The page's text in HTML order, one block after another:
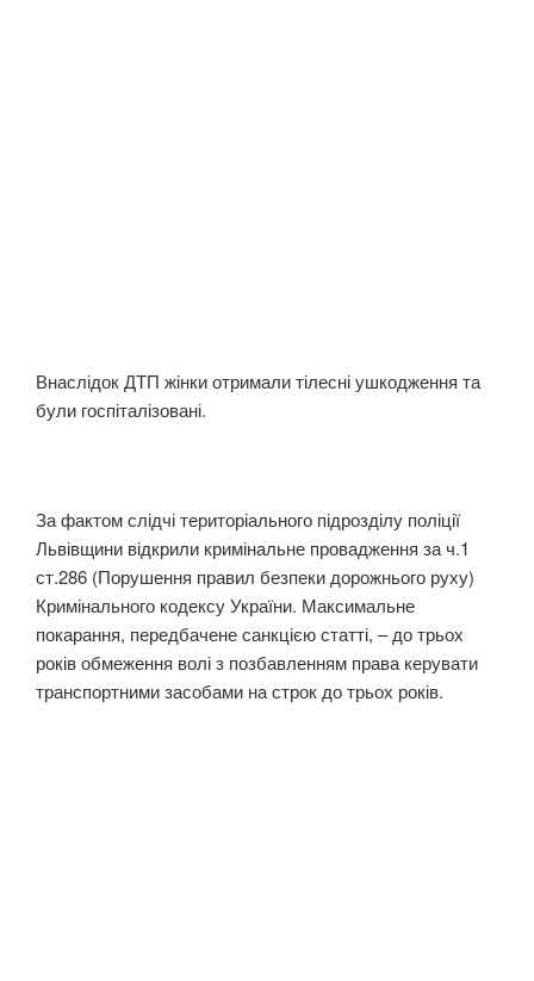
Внаслідок ДТП жінки отримали тілесні ушкодження та
були госпіталізовані.
За фактом слідчі територіального підрозділу поліції
Львівщини відкрили кримінальне провадження за ч.1
ст.286 (Порушення правил безпеки дорожнього руху)
Кримінального кодексу України. Максимальне
покарання, передбачене санкцією статті, – до трьох
років обмеження волі з позбавленням права керувати
транспортними засобами на строк до трьох років.